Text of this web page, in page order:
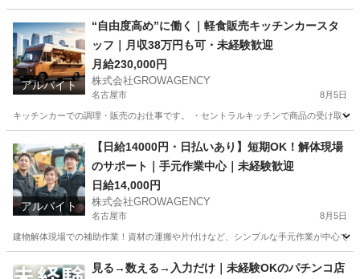
工場 時給
アルバイト
“自由度高め”に働く｜軽食販売キッチンカースタ
ッフ｜月収38万円も可・未経験歓迎
月給230,000円
株式会社GROWAGENCY
名古屋市 8月5日
キッチンカーでの調理・販売のお仕事です。 ・セントラルキッチンで商品の受け取
その他 キッチンカー
アルバイト
【日給14000円・日払いあり】短期OK！解体現場
のサポート｜手元作業中心｜未経験歓迎
日給14,000円
株式会社GROWAGENCY
名古屋市 8月5日
建物解体現場での補助作業！資材の運搬や片付けなど、シンプルな手元作業が中心で
その他 手元
見る→数える→入力だけ｜未経験OKのパチンコ店